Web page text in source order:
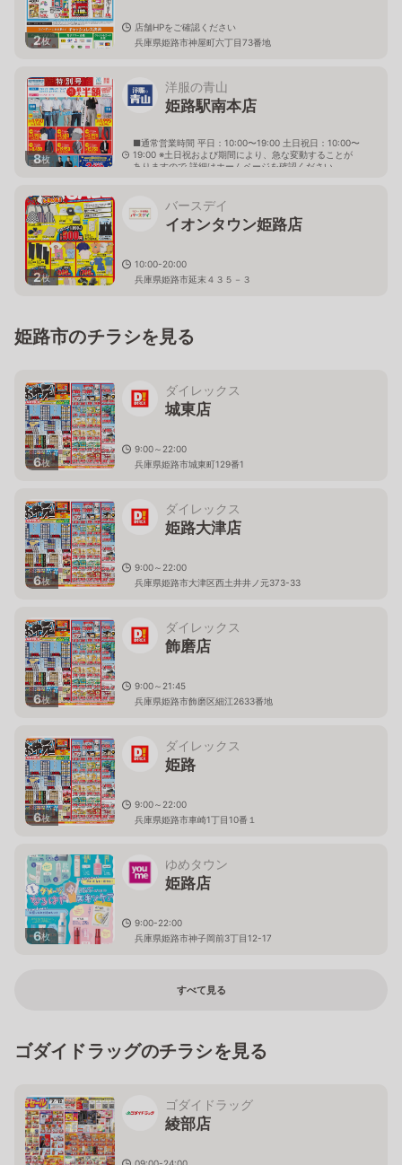
2枚
店舗HPをご確認ください
兵庫県姫路市神屋町六丁目73番地
8枚
洋服の青山
姫路駅南本店
■通常営業時間 平日：10:00〜19:00 土日祝日：10:00〜
19:00 ※土日祝および期間により、急な変動することが
ありますので 詳細はホームページを確認ください
2枚
バースデイ
イオンタウン姫路店
10:00-20:00
兵庫県姫路市延末４３５－３
姫路市のチラシを見る
6枚
ダイレックス
城東店
9:00～22:00
兵庫県姫路市城東町129番1
6枚
ダイレックス
姫路大津店
9:00～22:00
兵庫県姫路市大津区西土井井ノ元373-33
6枚
ダイレックス
飾磨店
9:00～21:45
兵庫県姫路市飾磨区細江2633番地
6枚
ダイレックス
姫路
9:00～22:00
兵庫県姫路市車崎1丁目10番１
6枚
ゆめタウン
姫路店
9:00-22:00
兵庫県姫路市神子岡前3丁目12-17
すべて見る
ゴダイドラッグのチラシを見る
ゴダイドラッグ
綾部店